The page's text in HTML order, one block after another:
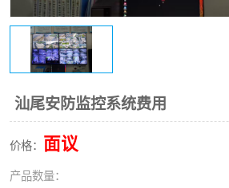
汕尾安防监控系统费用
价格： 面议
产品数量：